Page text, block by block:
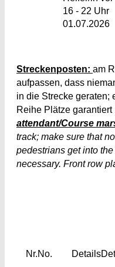
16 - 22 Uhr
01.07.2026
Streckenposten: am
aufpassen, dass
in die Strecke geraten;
Reihe Plätze garantiert
attendant/Course
track; make sure that
pedestrians get into
necessary. Front row
Nr.No. Details